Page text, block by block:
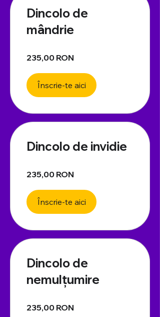
Dincolo de
mândrie
235,00 RON
Înscrie-te aici
Dincolo de invidie
235,00 RON
Înscrie-te aici
Dincolo de
nemulțumire
235,00 RON